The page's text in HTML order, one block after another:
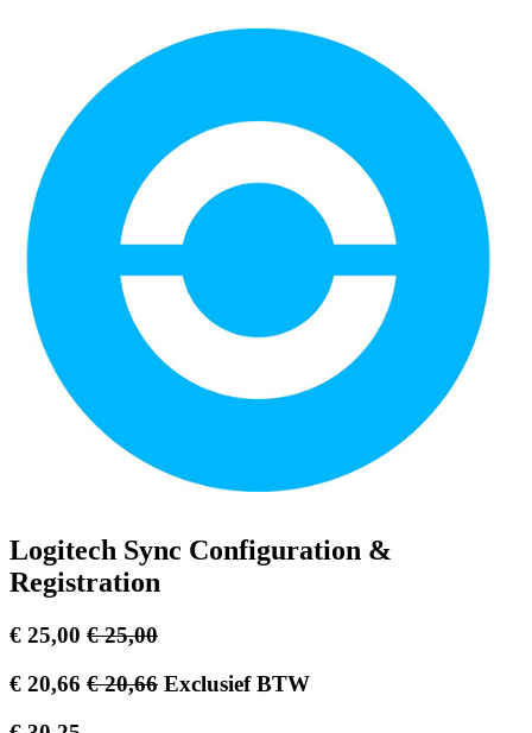
Logitech Sync Configuration &
Registration
€ 25,00 €25,00
€ 20,66 €20,66 Exclusief BTW